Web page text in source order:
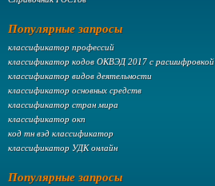
Популярные запросы
классификатор профессий
классификатор кодов ОКВЭД 2017 с расшифровкой
классификатор видов деятельности
классификатор основных средств
классификатор стран мира
классификатор окп
код тн вэд классификатор
классификатор УДК онлайн
Популярные запросы